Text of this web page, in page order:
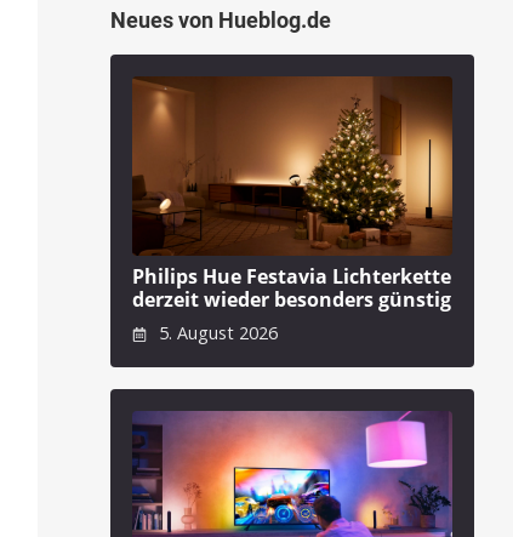
Neues von Hueblog.de
Philips Hue Festavia Lichterkette
derzeit wieder besonders günstig
5. August 2026